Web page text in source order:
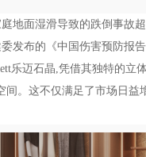
地面湿滑导致的跌倒事故
发布的《中国伤害预防报
乐迈石晶,凭借其独特的立
间。这不仅满足了市场日